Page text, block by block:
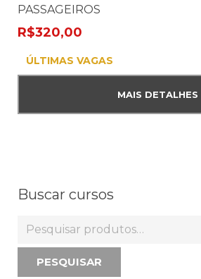
PASSAGEIROS
R$320,00
ÚLTIMAS VAGAS
MAIS DETALHES
Buscar cursos
PESQUISAR